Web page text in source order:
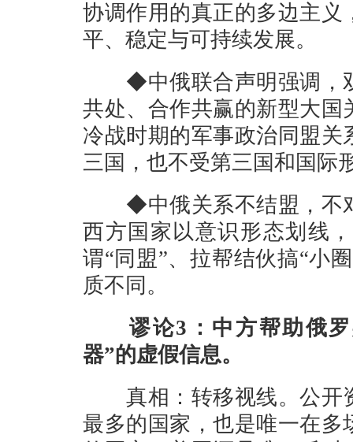
协调作用的真正的多边主
平、稳定与可持续发展。
◆中俄联合声明强调，双
共处、合作共赢的新型大
冷战时期的军事政治同盟
三国，也不受第三国和国际
◆中俄关系不结盟，不对
西方国家以意识形态划线
谓“同盟”、拉帮结伙搞“小
质不同。
谬论3：中方帮助俄罗
器”的虚假信息。
真相：转移视线。公开
最多的国家，也是唯一在